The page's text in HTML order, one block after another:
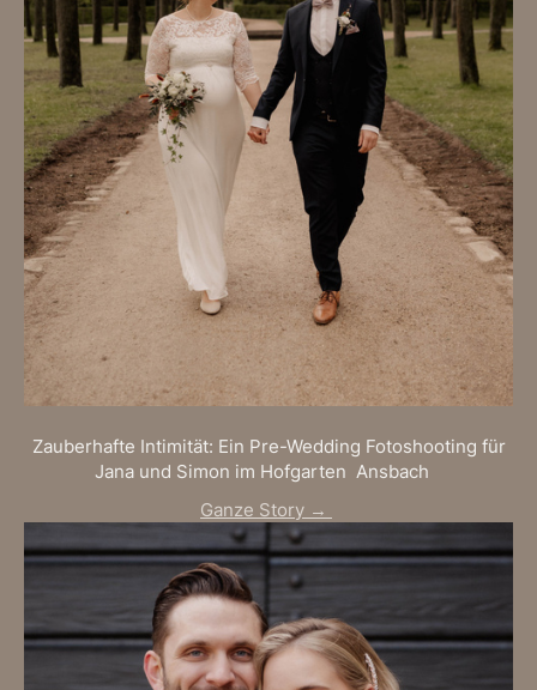
Zauberhafte Intimität: Ein Pre-Wedding Fotoshooting für
Jana und Simon im Hofgarten Ansbach
Ganze Story →